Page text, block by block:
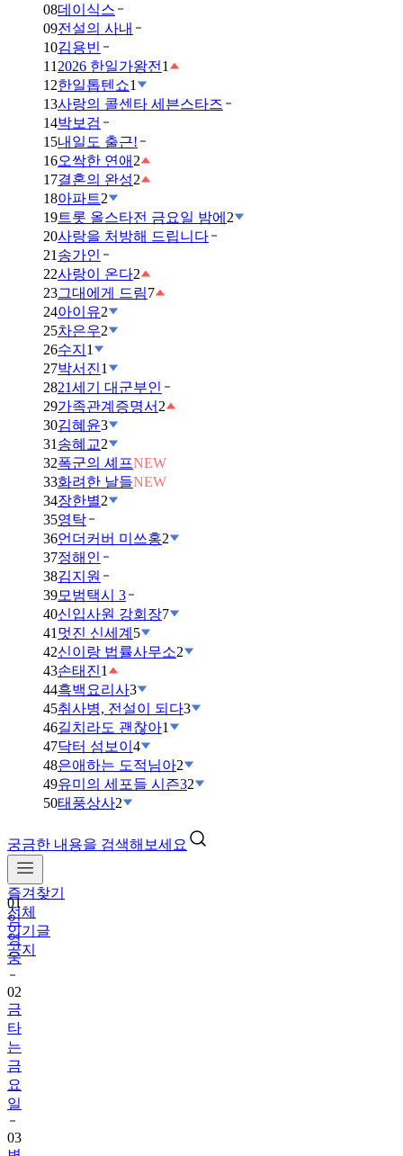
08데이식스
09전설의 사내
10김용빈
11 2026 한일가왕전 1
12한일톱텐쇼1
13사랑의 콜센타 세븐스타즈
14박보검
15내일도 출근!
16오싹한 연애 2
17결혼의 완성2
18아파트2
19트롯 올스타전 금요일 밤에 2
20사랑을 처방해 드립니다
21 송가인
22사랑이 온다2
23그대에게 드림7
24아이유2
25차은우2
26수지 1
27박서진1
2821세기 대군부인
29가족관계증명서 2
30김혜윤3
31 송혜교2
32폭군의 셰프NEW
33화려한 날들NEW
34장한별2
35영탁
36언더커버 미쓰홍2
37정해인
38김지원
39모범택시 3
40신입사원 강회장7
41 멋진 신세계 5
42신이랑 법률사무소2
43손태진1
44흑백요리사3
45취사병, 전설이 되다3
46길치라도 괜찮아1
47닥터 섬보이 4
48은애하는 도적님아2
49유미의 세포들 시즌32
50태풍상사2
궁금한 내용을 검색해보세요
즐겨찾기
전체
인기글
공지
01
임
영
웅
02
금
타
는
금
요
일
03
변
우